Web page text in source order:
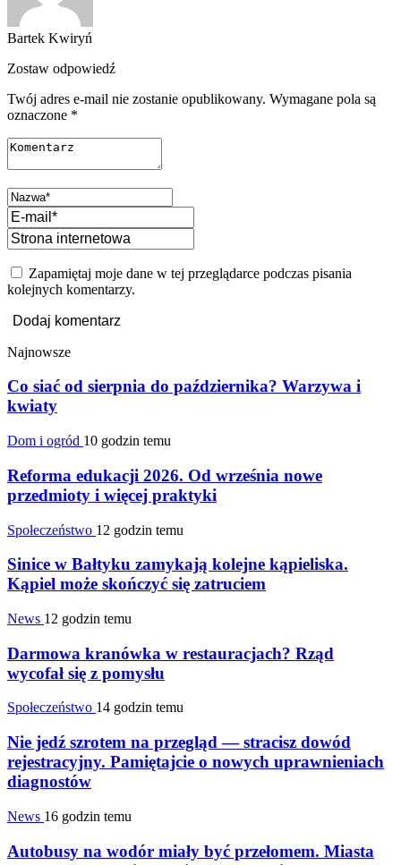
Bartek Kwiryń
Zostaw odpowiedź
Twój adres e-mail nie zostanie opublikowany. Wymagane pola są
oznaczone *
Zapamiętaj moje dane w tej przeglądarce podczas pisania
kolejnych komentarzy.
Najnowsze
Co siać od sierpnia do października? Warzywa i
kwiaty
Dom i ogród 10 godzin temu
Reforma edukacji 2026. Od września nowe
przedmioty i więcej praktyki
Społeczeństwo 12 godzin temu
Sinice w Bałtyku zamykają kolejne kąpieliska.
Kąpiel może skończyć się zatruciem
News 12 godzin temu
Darmowa kranówka w restauracjach? Rząd
wycofał się z pomysłu
Społeczeństwo 14 godzin temu
Nie jedź szrotem na przegląd — stracisz dowód
rejestracyjny. Pamiętajcie o nowych uprawnieniach
diagnostów
News 16 godzin temu
Autobusy na wodór miały być przełomem. Miasta